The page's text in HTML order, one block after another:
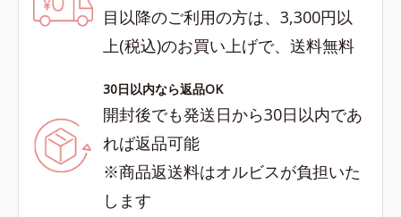
目以降のご利用の方は、3,300円以
上(税込)のお買い上げで、送料無料
30日以内なら返品OK
開封後でも発送日から30日以内であ
れば返品可能
※商品返送料はオルビスが負担いた
します